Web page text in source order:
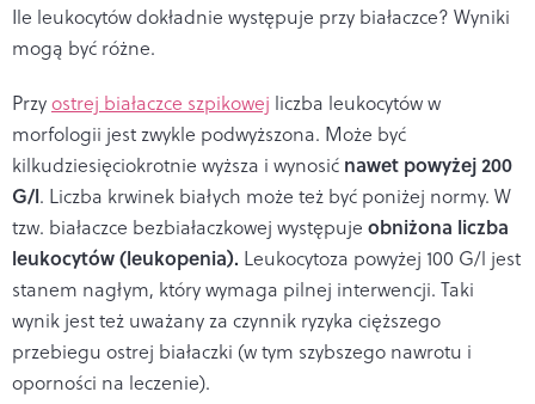
Ile leukocytów dokładnie występuje przy białaczce? Wyniki
mogą być różne.
Przyostrej białaczce szpikowej liczba leukocytów w
morfologii jest zwykle podwyższona. Może być
kilkudziesięciokrotnie wyższa i wynosić nawet powyżej 200
G/l. Liczba krwinek białych może też być poniżej normy. W
tzw. białaczce bezbiałaczkowej występuje obniżona liczba
leukocytów (leukopenia). Leukocytoza powyżej 100 G/l jest
stanem nagłym, który wymaga pilnej interwencji. Taki
wynik jest też uważany za czynnik ryzyka cięższego
przebiegu ostrej białaczki (w tym szybszego nawrotu i
oporności na leczenie).